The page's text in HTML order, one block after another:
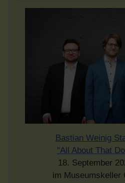
Bastian Weinig
"All About That
18. September
im Museumskeller